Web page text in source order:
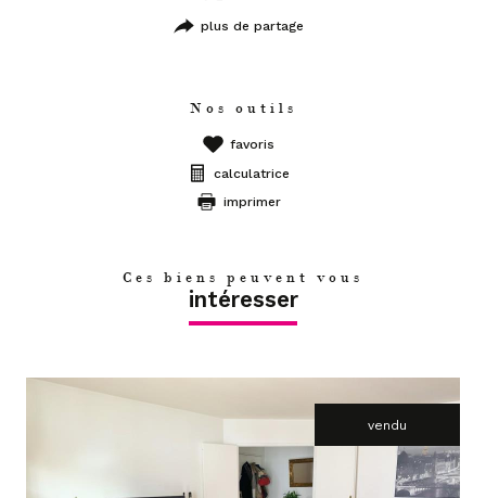
plus de partage
Nos outils
favoris
calculatrice
imprimer
Ces biens peuvent vous
intéresser
vendu